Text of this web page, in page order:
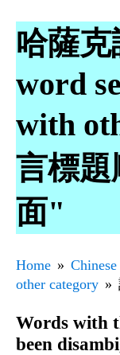
哈薩克
word
with
言標題
面"
Home
other category
Words with
been